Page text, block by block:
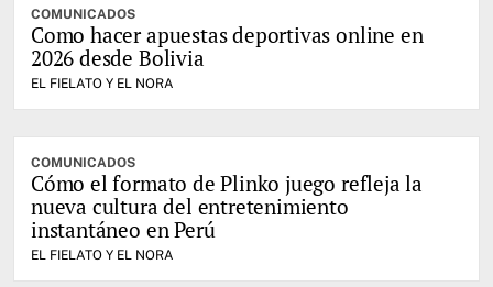
COMUNICADOS
Como hacer apuestas deportivas online en
2026 desde Bolivia
EL FIELATO Y EL NORA
COMUNICADOS
Cómo el formato de Plinko juego refleja la
nueva cultura del entretenimiento
instantáneo en Perú
EL FIELATO Y EL NORA